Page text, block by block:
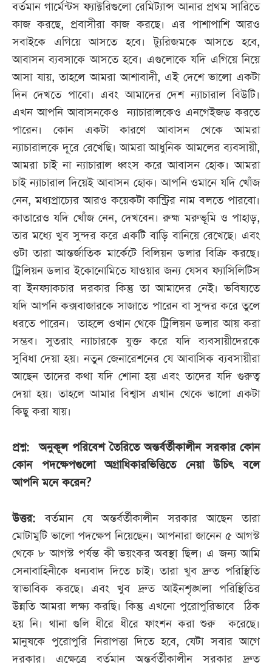
বর্তমান গার্মেন্টস ফ্যাক্টরিগুলো রেমিট্যান্স আনার প্রথম সারিতে
কাজ করছে, প্রবাসীরা কাজ করছে। এর পাশাপাশি আরও
সবাইকে এগিয়ে আসতে হবে। ট্যুরিজমকে আসতে হবে,
আবাসন ব্যবসাকে আসতে হবে। এগুলোকে যদি এগিয়ে নিয়ে
আসা যায়, তাহলে আমরা আশাবাদী, এই দেশে ভালো একটা
দিন দেখতে পাবো। এবং আমাদের দেশ ন্যাচারাল বিউটি।
এখন আপনি আবাসনকেও ন্যাচারালকেও এনগেইজড করতে
পারেন। কোন একটা কারণে আবাসন থেকে আমরা
ন্যাচারালকে দূরে রেখেছি। আমরা আধুনিক আমলের ব্যবসায়ী,
আমরা চাই না ন্যাচারাল ধ্বংস করে আবাসন হোক। আমরা
চাই ন্যাচারাল দিয়েই আবাসন হোক। আপনি ওমানে যদি খোঁজ
নেন, মধ্যপ্রাচ্যের আরও কয়েকটা কান্ট্রির নাম বলতে পারবো।
কাতারেও যদি খোঁজ নেন, দেখবেন। রুহ্ম মরুভূমি ও পাহাড়,
তার মধ্যে খুব সুন্দর করে একটি বাড়ি বানিয়ে রেখেছে। এবং
ওটা তারা আন্তর্জাতিক মার্কেটে বিলিয়ন ডলার বিক্রি করছে।
ট্রিলিয়ন ডলার ইকোনোমিতে যাওয়ার জন্য যেসব ফ্যাসিলিটিস
বা ইনফ্যাকচার দরকার কিন্তু তা আমাদের নেই। ভবিষ্যতে
যদি আপনি কক্সবাজারকে সাজাতে পারেন বা সুন্দর করে তুলে
ধরতে পারেন। তাহলে ওখান থেকে ট্রিলিয়ন ডলার আয় করা
সম্ভব। সুতরাং ন্যাচারকে যুক্ত করে যদি ব্যবসায়ীদেরকে
সুবিধা দেয়া হয়। নতুন জেনারেশনের যে আবাসিক ব্যবসায়ীরা
আছেন তাদের কথা যদি শোনা হয় এবং তাদের যদি গুরুত্ব
দেয়া হয়। তাহলে আমার বিশ্বাস এখান থেকে ভালো একটা
কিছু করা যায়।
প্রশ্ন: অনুকূল পরিবেশ তৈরিতে অন্তর্বর্তীকালীন সরকার কোন
কোন পদক্ষেপগুলো অগ্রাধিকারভিত্তিতে নেয়া উচিৎ বলে
আপনি মনে করেন?
উত্তর:বর্তমান যে অন্তর্বর্তীকালীন সরকার আছেন তারা
মোটামুটি ভালো পদক্ষেপ নিয়েছেন। আপনারা জানেন ৫ আগস্ট
থেকে ৮ আগস্ট পর্যন্ত কী ভয়ংকর অবস্থা ছিল। এ জন্য আমি
সেনাবাহিনীকে ধন্যবাদ দিতে চাই। তারা খুব দ্রুত পরিস্থিতি
স্বাভাবিক করছে। এবং খুব দ্রুত আইনশৃঙ্খলা পরিস্থিতির
উন্নতি আমরা লক্ষ্য করছি। কিন্তু এখনো পুরোপুরিভাবে ঠিক
হয় নি। থানা গুলি ধীরে ধীরে ফাংশন করা শুরু করেছে।
মানুষকে পুরোপুরি নিরাপত্তা দিতে হবে, যেটা সবার আগে
দরকার। এক্ষেত্রে বর্তমান অন্তর্বর্তীকালীন সরকার দ্রুত